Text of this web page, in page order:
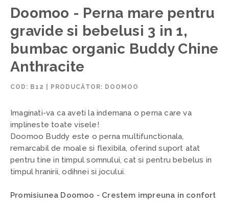
Doomoo - Perna mare pentru
gravide si bebelusi 3 in 1,
bumbac organic Buddy Chine
Anthracite
COD: B12 PRODUCĂTOR: DOOMOO
Imaginati-va ca aveti la indemana o perna care va
implineste toate visele!
Doomoo Buddy este o perna multifunctionala,
remarcabil de moale si flexibila, oferind suport atat
pentru tine in timpul somnului, cat si pentru bebelus in
timpul hranirii, odihnei si jocului.
Promisiunea Doomoo - Crestem impreuna in confort